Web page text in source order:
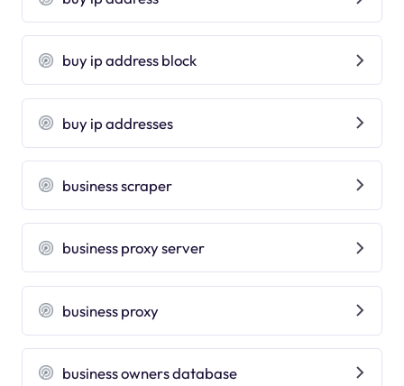
buy ip address block
buy ip addresses
business scraper
business proxy server
business proxy
business owners database